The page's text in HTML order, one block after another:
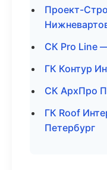
Проект-
СК Pro Line
ГК Контур
СК АрхПро
ГК Roof
Петербург